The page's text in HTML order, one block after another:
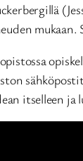
itselleen ja